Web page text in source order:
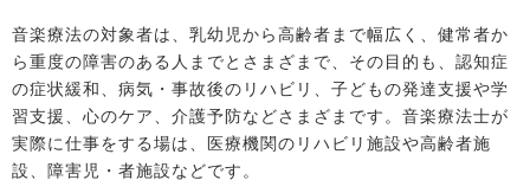
音楽療法の対象者は、乳幼児から高齢者まで幅広く、健常者か
ら重度の障害のある人までとさまざまで、その目的も、認知症
の症状緩和、病気・事故後のリハビリ、子どもの発達支援や学
習支援、心のケア、介護予防などさまざまです。音楽療法士が
実際に仕事をする場は、医療機関のリハビリ施設や高齢者施
設、障害児・者施設などです。